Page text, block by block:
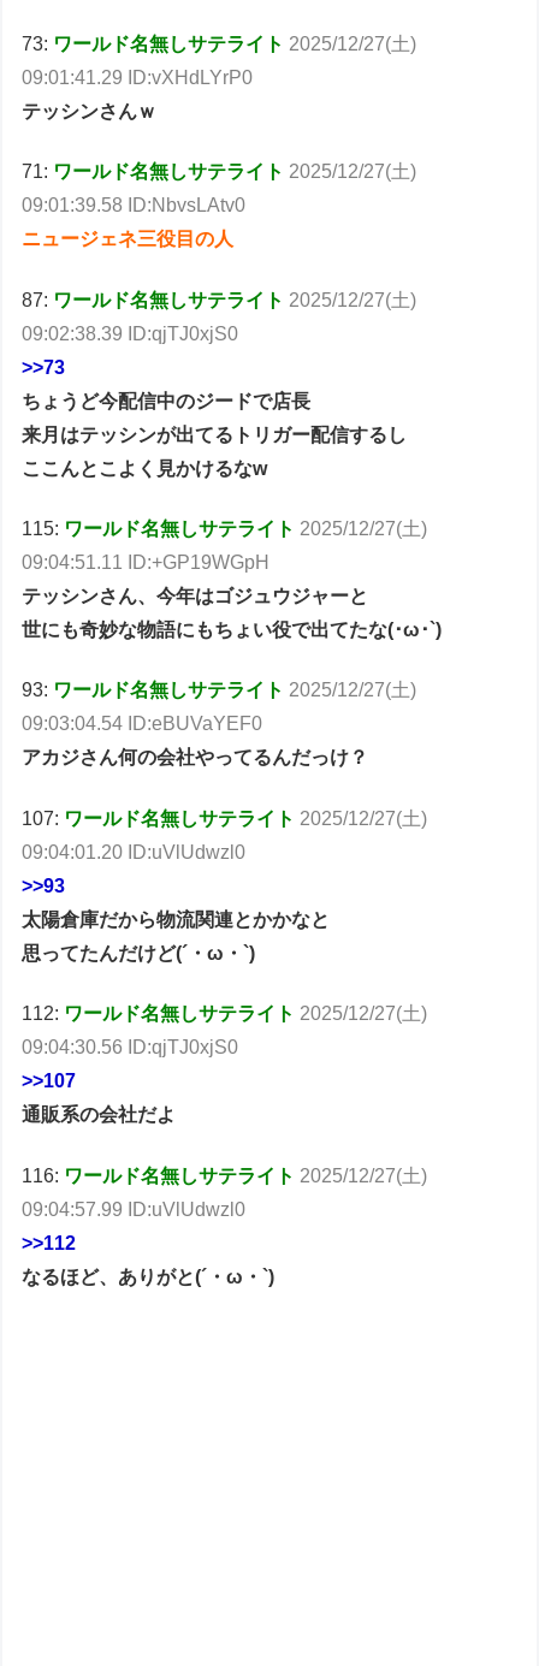
73: ワールド名無しサテライト 2025/12/27(土)
09:01:41.29 ID:vXHdLYrP0
テッシンさんｗ
71: ワールド名無しサテライト 2025/12/27(土)
09:01:39.58 ID:NbvsLAtv0
ニュージェネ三役目の人
87: ワールド名無しサテライト 2025/12/27(土)
09:02:38.39 ID:qjTJ0xjS0
>>73
ちょうど今配信中のジードで店長
来月はテッシンが出てるトリガー配信するし
ここんとこよく見かけるなw
115: ワールド名無しサテライト 2025/12/27(土)
09:04:51.11 ID:+GP19WGpH
テッシンさん、今年はゴジュウジャーと
世にも奇妙な物語にもちょい役で出てたな(･ω･`)
93: ワールド名無しサテライト 2025/12/27(土)
09:03:04.54 ID:eBUVaYEF0
アカジさん何の会社やってるんだっけ？
107: ワールド名無しサテライト 2025/12/27(土)
09:04:01.20 ID:uVlUdwzl0
>>93
太陽倉庫だから物流関連とかかなと
思ってたんだけど(´・ω・`)
112: ワールド名無しサテライト 2025/12/27(土)
09:04:30.56 ID:qjTJ0xjS0
>>107
通販系の会社だよ
116: ワールド名無しサテライト 2025/12/27(土)
09:04:57.99 ID:uVlUdwzl0
>>112
なるほど、ありがと(´・ω・`)